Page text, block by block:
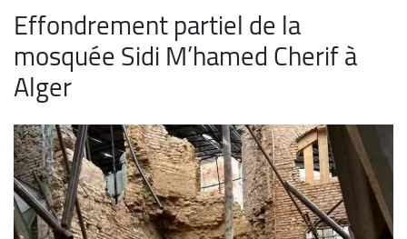
Effondrement partiel de la
mosquée Sidi M’hamed Cherif à
Alger